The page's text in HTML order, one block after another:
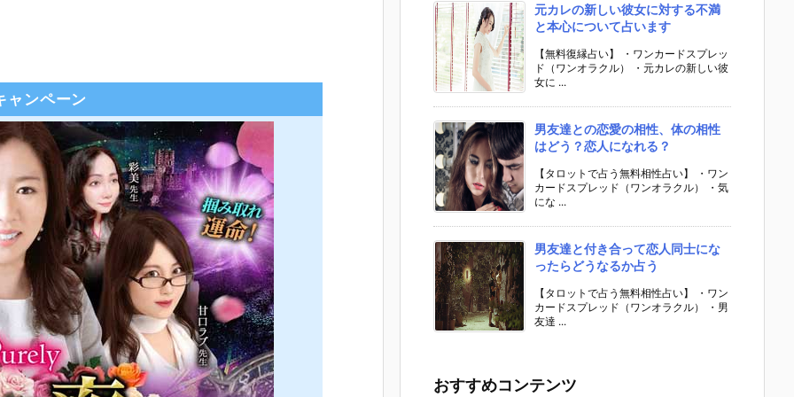
ャンペーン
元カレの新しい彼女に対する不満
と本心について占います
【無料復縁占い】 ・ワンカードスプレッ
ド（ワンオラクル） ・元カレの新しい彼
女に ...
男友達との恋愛の相性、体の相性
はどう？恋人になれる？
【タロットで占う無料相性占い】 ・ワン
カードスプレッド（ワンオラクル） ・気
にな ...
男友達と付き合って恋人同士にな
ったらどうなるか占う
【タロットで占う無料相性占い】 ・ワン
カードスプレッド（ワンオラクル） ・男
友達 ...
おすすめコンテンツ